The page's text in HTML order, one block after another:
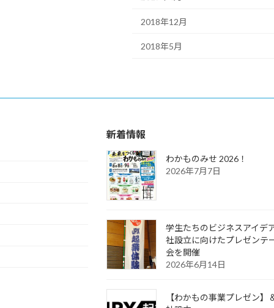
2018年12月
2018年5月
新着情報
わかものみせ 2026！
2026年7月7日
学生たちのビジネスアイデ
社設立に向けたプレゼンテ
会を開催
2026年6月14日
【わかもの事業プレゼン】